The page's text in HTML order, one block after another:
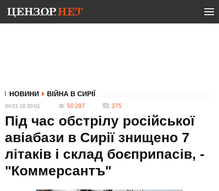
НОВИНИ ВІЙНА В СИРІЇ
04.01.18 00:01 50 287 375
Під час обстрілу російської
авіабази в Сирії знищено 7
літаків і склад боєприпасів, -
"Коммерсантъ"